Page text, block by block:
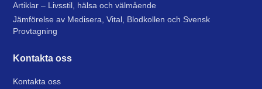
Artiklar – Livsstil, hälsa och välmående
Jämförelse av Medisera, Vital, Blodkollen och Svensk
Provtagning
Kontakta oss
Kontakta oss